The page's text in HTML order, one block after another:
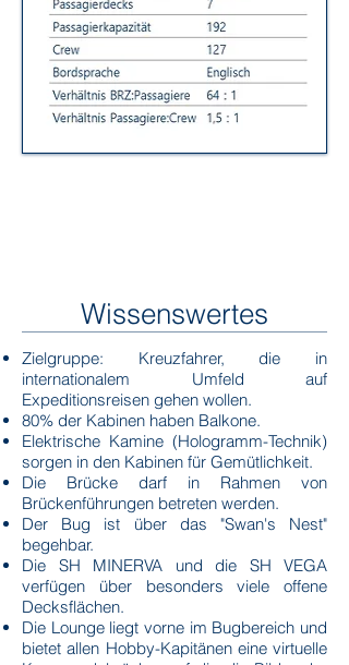
Wissenswertes
Zielgruppe: Kreuzfahrer, die in
internationalem Umfeld auf
Expeditionsreisen gehen wollen.
80% der Kabinen haben Balkone.
Elektrische Kamine (Hologramm-Technik)
sorgen in den Kabinen für Gemütlichkeit.
Die Brücke darf in Rahmen von
Brückenführungen betreten werden.
Der Bug ist über das "Swan's Nest"
begehbar.
Die SH MINERVA und die SH VEGA
verfügen über besonders viele offene
Decksflächen.
Die Lounge liegt vorne im Bugbereich und
bietet allen Hobby-Kapitänen eine virtuelle